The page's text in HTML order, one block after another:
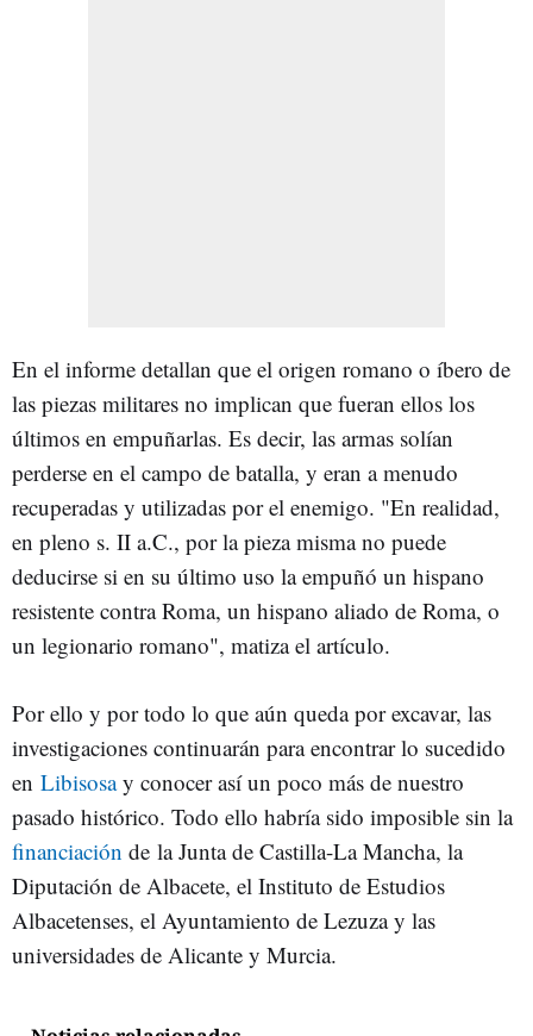
En el informe detallan que el origen romano o íbero de
las piezas militares no implican que fueran ellos los
últimos en empuñarlas. Es decir, las armas solían
perderse en el campo de batalla, y eran a menudo
recuperadas y utilizadas por el enemigo. "En realidad,
en pleno s. II a.C., por la pieza misma no puede
deducirse si en su último uso la empuñó un hispano
resistente contra Roma, un hispano aliado de Roma, o
un legionario romano", matiza el artículo.
Por ello y por todo lo que aún queda por excavar, las
investigaciones continuarán para encontrar lo sucedido
en Libisosay conocer así un poco más de nuestro
pasado histórico. Todo ello habría sido imposible sin la
financiación de la Junta de Castilla-La Mancha, la
Diputación de Albacete, el Instituto de Estudios
Albacetenses, el Ayuntamiento de Lezuza y las
universidades de Alicante y Murcia.